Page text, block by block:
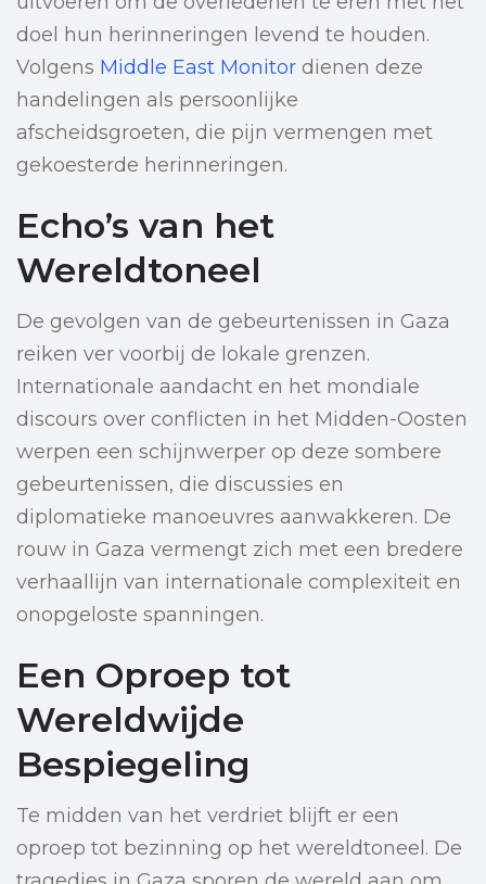
doel hun herinneringen levend te houden.
Volgens Middle East Monitor dienen deze
handelingen als persoonlijke
afscheidsgroeten, die pijn vermengen met
gekoesterde herinneringen.
Echo’s van het
Wereldtoneel
De gevolgen van de gebeurtenissen in Gaza
reiken ver voorbij de lokale grenzen.
Internationale aandacht en het mondiale
discours over conflicten in het Midden-Oosten
werpen een schijnwerper op deze sombere
gebeurtenissen, die discussies en
diplomatieke manoeuvres aanwakkeren. De
rouw in Gaza vermengt zich met een bredere
verhaallijn van internationale complexiteit en
onopgeloste spanningen.
Een Oproep tot
Wereldwijde
Bespiegeling
Te midden van het verdriet blijft er een
oproep tot bezinning op het wereldtoneel. De